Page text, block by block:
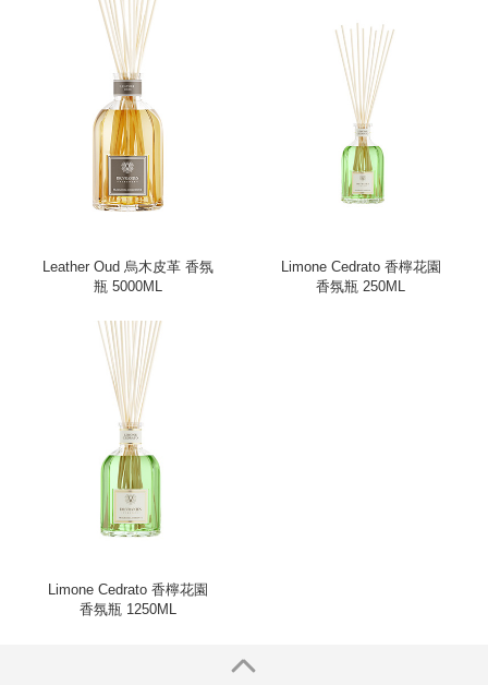
Leather Oud 烏木皮革 香氛
瓶 5000ML
Limone Cedrato 香檸花園
香氛瓶 250ML
Limone Cedrato 香檸花園
香氛瓶 1250ML